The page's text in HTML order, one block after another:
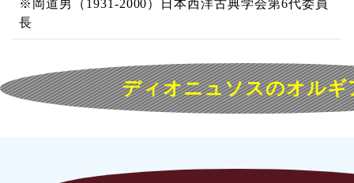
※岡道男（1931‐2000）日本西洋古典学会第6代委員
長
ディオニュソスのオルギ